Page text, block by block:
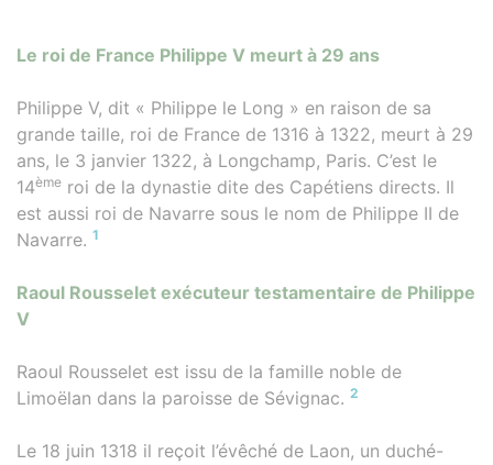
Le roi de France Philippe V meurt à 29 ans
Philippe V, dit « Philippe le Long » en raison de sa
grande taille, roi de France de 1316 à 1322, meurt à 29
ans, le 3 janvier 1322, à Longchamp, Paris. C’est le
14ème roi de la dynastie dite des Capétiens directs. Il
est aussi roi de Navarre sous le nom de Philippe II de
Navarre. 1
Raoul Rousselet exécuteur testamentaire de Philippe
V
Raoul Rousselet est issu de la famille noble de
Limoëlan dans la paroisse de Sévignac. 2
Le 18 juin 1318 il reçoit l’évêché de Laon, un duché-